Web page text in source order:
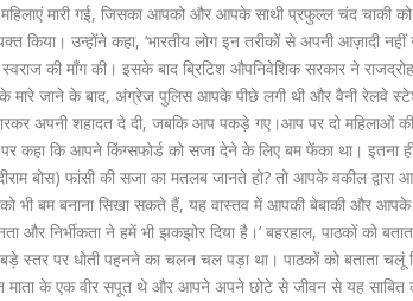
मारी गई, जिसका आपको और आपके साथी प्रफुल्ल चंद चाकी
किया। उन्होंने कहा, ‘भारतीय लोग इन तरीकों से अपनी आज़ादी नहीं
की माँग की। इसके बाद ब्रिटिश औपनिवेशिक सरकार ने
मारे जाने के बाद, अंग्रेज पुलिस आपके पीछे लगी थी और वैनी रेलवे
अपनी शहादत दे दी, जबकि आप पकड़े गए।आप पर दो महिलाओं की
कहा कि आपने किंग्सफोर्ड को सजा देने के लिए बम फेंका था। इतना
बोस) फांसी की सजा का मतलब जानते हो? तो आपके वकील
भी बम बनाना सिखा सकते हैं, यह वास्तव में आपकी बेबाकी और
और निर्भीकता ने हमें भी झकझोर दिया है।’ बहरहाल, पाठकों को
स्तर पर धोती पहनने का चलन चल पड़ा था। पाठकों को बताता चलूं
के एक वीर सपूत थे और आपने अपने छोटे से जीवन से यह साबित